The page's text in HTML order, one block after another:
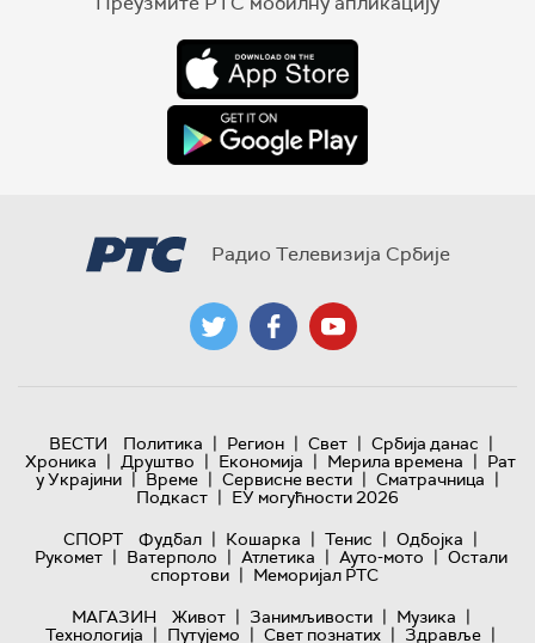
Радио Телевизија Србије
ВЕСТИ Политика | Регион | Свет | Србија данас |
Хроника | Друштво | Економија | Мерила времена | Рат
у Украјини | Време | Сервисне вести | Сматрачница |
Подкаст | ЕУ могућности 2026
СПОРТ
Фудбал | Кошарка | Тенис | Одбојка |
Рукомет | Ватерполо | Атлетика | Ауто-мото | Остали
спортови | Меморијал РТС
МАГАЗИН
Живот | Занимљивости | Музика |
Технологијa | Путујемо | Свет познатих | Здравље |